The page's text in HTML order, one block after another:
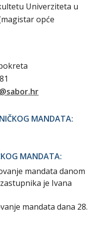
Univerziteta u
opće
MANDATA:
MANDATA:
mandata danom
je Ivana
mandata dana 28.